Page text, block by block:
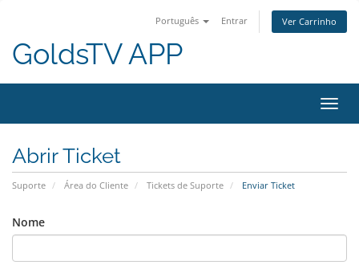
Português Entrar Ver Carrinho
GoldsTV APP
Abrir Ticket
Suporte Área do Cliente Tickets de Suporte Enviar Ticket
Nome